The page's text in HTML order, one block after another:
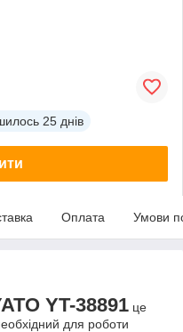
25 днів
Оплата Умови
YT-38891 це
для роботи